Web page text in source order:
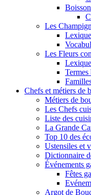
Les
Les Fleurs
Termes
Chefs et métiers de
Métiers de
Les Chefs
Liste des
La Grande
Top 10 des
Ustensiles et
Dictionnaire
Événements
Fêtes
Argot de